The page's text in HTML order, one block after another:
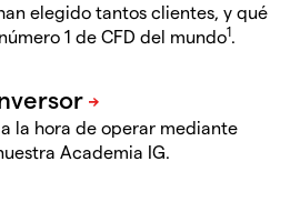
elegido tantos clientes, y qué
1 de CFD del mundo1.
la hora de operar mediante
Academia IG.